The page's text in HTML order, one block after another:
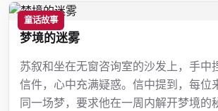
童话故事
梦境的迷雾
苏叙和坐在无窗咨询室的沙发上，手中
信件，心中充满疑惑。信中提到，每位
同一场梦，要求他在一周内解开梦境的